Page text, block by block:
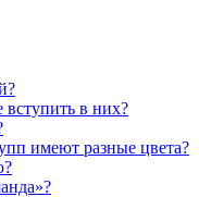
вступить в них?
имеют разные цвета?